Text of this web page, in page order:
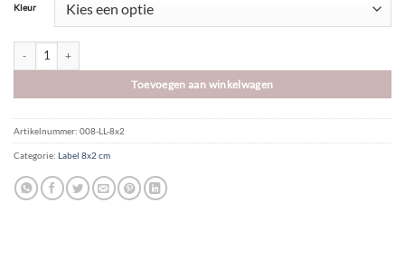
Kleur
Leren label | Rechthoek 8x2 cm | Gehaakt met liefde aantal
Toevoegen aan winkelwagen
Artikelnummer: 008-LL-8x2
Categorie: Label 8x2 cm